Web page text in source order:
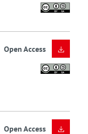
Open Access
Open Access